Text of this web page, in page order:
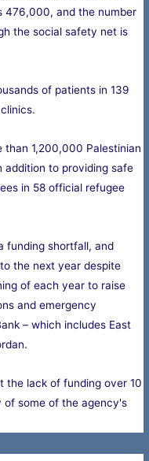
476,000, and the number
the social safety net is
of patients in 139
than 1,200,000 Palestinian
addition to providing safe
in 58 official refugee
funding shortfall, and
the next year despite
of each year to raise
and emergency
– which includes East
the lack of funding over 10
of some of the agency's